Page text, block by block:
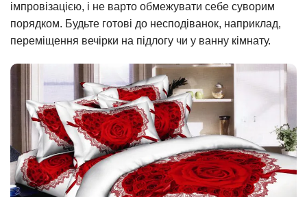
імпровізацією, і не варто обмежувати себе суворим
порядком. Будьте готові до несподіванок, наприклад,
переміщення вечірки на підлогу чи у ванну кімнату.